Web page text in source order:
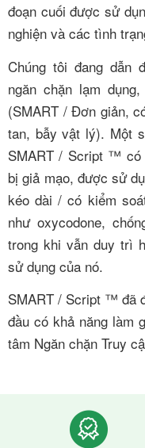
đoạn cuối được sử
nghiện và các tình
Chúng tôi đang dẫn
ngăn chặn lạm
(SMART / Đơn giản,
tan, bẫy vật lý). Một
SMART / Script ™ có
bị giả mạo, được sử
kéo dài / có kiểm
như oxycodone,
trong khi vẫn duy trì
sử dụng của nó.
SMART / Script ™ đã
đầu có khả năng làm
tâm Ngăn chặn Truy